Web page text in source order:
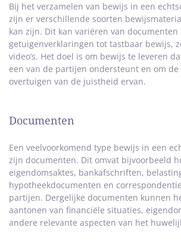
Bij het verzamelen van bewijs in een
zijn er verschillende soorten
kan zijn. Dit kan variëren van documenten
getuigenverklaringen tot tastbaar bewijs,
video’s. Het doel is om bewijs te leveren
een van de partijen ondersteunt en om
overtuigen van de juistheid ervan.
Documenten
Een veelvoorkomend type bewijs in een
zijn documenten. Dit omvat bijvoorbeeld
eigendomsaktes, bankafschriften,
hypotheekdocumenten en
partijen. Dergelijke documenten kunnen
aantonen van financiële situaties,
andere relevante aspecten van het